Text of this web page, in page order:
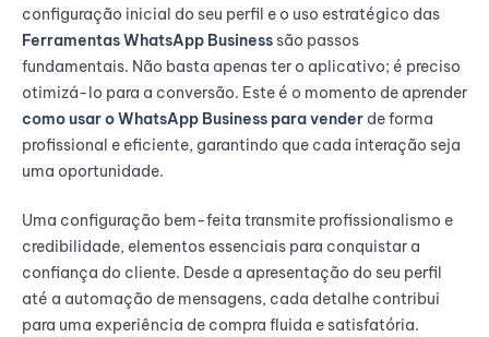
configuração inicial do seu perfil e o uso estratégico das
Ferramentas WhatsApp Business são passos
fundamentais. Não basta apenas ter o aplicativo; é preciso
otimizá-lo para a conversão. Este é o momento de aprender
como usar o WhatsApp Business para vender de forma
profissional e eficiente, garantindo que cada interação seja
uma oportunidade.
Uma configuração bem-feita transmite profissionalismo e
credibilidade, elementos essenciais para conquistar a
confiança do cliente. Desde a apresentação do seu perfil
até a automação de mensagens, cada detalhe contribui
para uma experiência de compra fluida e satisfatória.